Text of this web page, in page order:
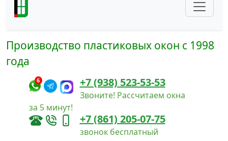
Производство пластиковых окон с 1998
года
6 +7 (938) 523-53-53
Звоните! Рассчитаем окна
за 5 минут!
+7 (861) 205-07-75
звонок бесплатный